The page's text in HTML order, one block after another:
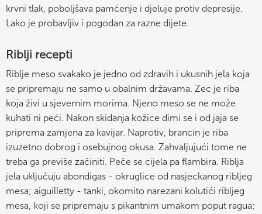
krvni tlak, poboljšava pamćenje i djeluje protiv depresije.
Lako je probavljiv i pogodan za razne dijete.
Riblji recepti
Riblje meso svakako je jedno od zdravih i ukusnih jela koja
se pripremaju ne samo u obalnim državama. Zec je riba
koja živi u sjevernim morima. Njeno meso se ne može
kuhati ni peći. Nakon skidanja kožice dimi se i od jaja se
priprema zamjena za kavijar. Naprotiv, brancin je riba
izuzetno dobrog i osebujnog okusa. Zahvaljujući tome ne
treba ga previše začiniti. Peče se cijela pa flambira. Riblja
jela uključuju abondigas - okruglice od nasjeckanog ribljeg
mesa; aiguilletty - tanki, okomito narezani kolutići ribljeg
mesa, koji se pripremaju s pikantnim umakom poput ragua;